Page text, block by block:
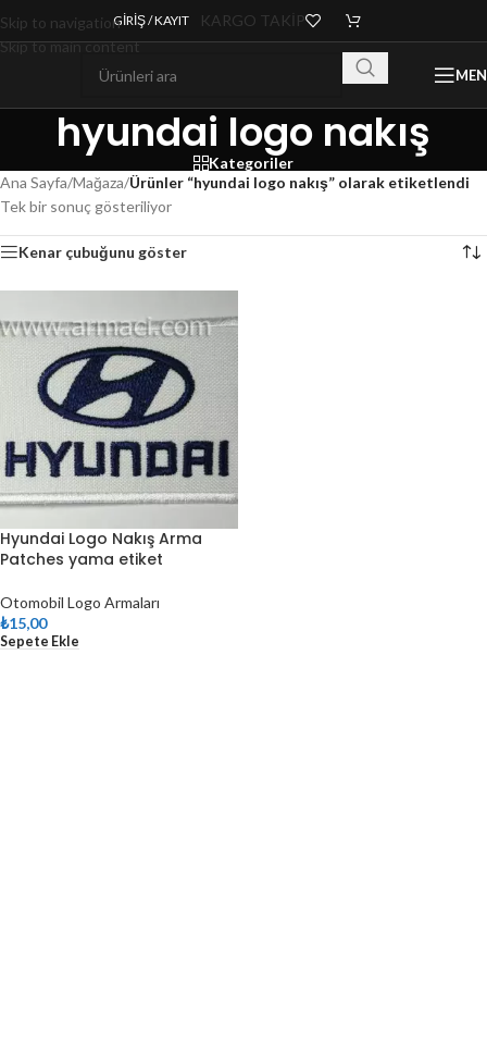
Skip to navigation
Skip to main content
GIRIŞ / KAYIT KARGO TAKİP
hyundai logo nakış
Kategoriler
Ana Sayfa/Mağaza/Ürünler “hyundai logo nakış” olarak etiketlendi
Tek bir sonuç gösteriliyor
Kenar çubuğunu göster
Hyundai Logo Nakış Arma
Patches yama etiket
Otomobil Logo Armaları
₺15,00
Sepete Ekle